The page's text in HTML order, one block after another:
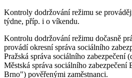
Kontroly dodržování režimu se
týdne, příp. i o víkendu.
Kontrolu dodržování režimu dočasně
provádí okresní správa sociálního
Pražská správa sociálního zabezpečení
Městská správa sociálního
Brno") pověřenými zaměstnanci.